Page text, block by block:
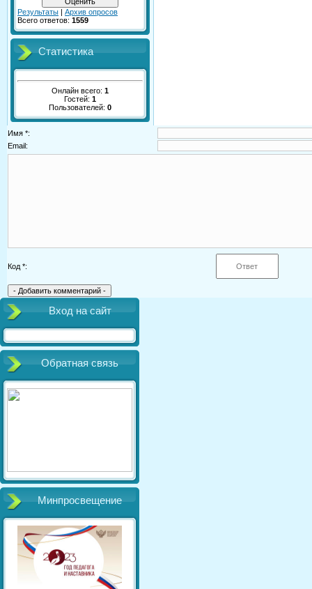
Результаты | Архив опросов
Всего ответов: 1559
Статистика
Онлайн всего: 1
Гостей: 1
Пользователей: 0
Имя *:
Email:
Код *:
Вход на сайт
Обратная связь
Минпросвещение